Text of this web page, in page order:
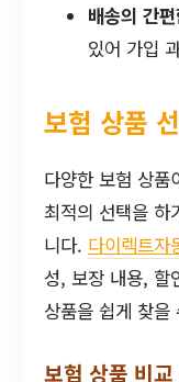
배송의 간
있어 가입
보험 상품
다양한 보험 상품
최적의 선택을 하
니다. 다이렉트자
성, 보장 내용, 할
상품을 쉽게 찾을
보험 상품 비